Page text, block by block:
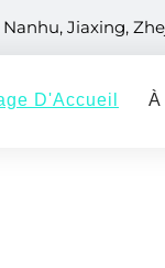
Jiaxing,
D'Accueil À